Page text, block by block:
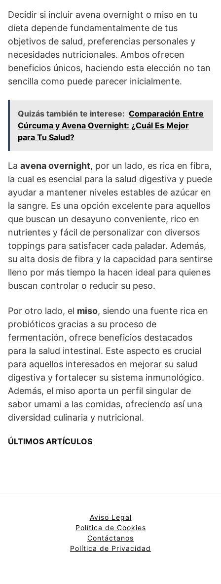
Decidir si incluir avena overnight o miso en tu
dieta depende fundamentalmente de tus
objetivos de salud, preferencias personales y
necesidades nutricionales. Ambos ofrecen
beneficios únicos, haciendo esta elección no tan
sencilla como puede parecer inicialmente.
Quizás también te interese: Comparación Entre
Cúrcuma y Avena Overnight: ¿Cuál Es Mejor
para Tu Salud?
La avena overnight, por un lado, es rica en fibra,
la cual es esencial para la salud digestiva y puede
ayudar a mantener niveles estables de azúcar en
la sangre. Es una opción excelente para aquellos
que buscan un desayuno conveniente, rico en
nutrientes y fácil de personalizar con diversos
toppings para satisfacer cada paladar. Además,
su alta dosis de fibra y la capacidad para sentirse
lleno por más tiempo la hacen ideal para quienes
buscan controlar o reducir su peso.
Por otro lado, el miso, siendo una fuente rica en
probióticos gracias a su proceso de
fermentación, ofrece beneficios destacados
para la salud intestinal. Este aspecto es crucial
para aquellos interesados en mejorar su salud
digestiva y fortalecer su sistema inmunológico.
Además, el miso aporta un perfil singular de
sabor umami a las comidas, ofreciendo así una
diversidad culinaria y nutricional.
ÚLTIMOS ARTÍCULOS
Aviso Legal
Política de Cookies
Contáctanos
Política de Privacidad